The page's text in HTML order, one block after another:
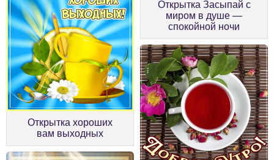
Открытка Засыпай с
миром в душе —
спокойной ночи
Открытка хороших
вам выходных